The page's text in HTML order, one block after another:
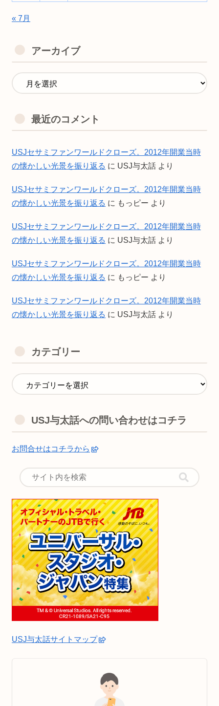
« 7月
アーカイブ
最近のコメント
USJセサミファンワールドクローズ。2012年開業当時
の懐かしい光景を振り返る に USJ与太話 より
USJセサミファンワールドクローズ。2012年開業当時
の懐かしい光景を振り返る に もっピー より
USJセサミファンワールドクローズ。2012年開業当時
の懐かしい光景を振り返る に USJ与太話 より
USJセサミファンワールドクローズ。2012年開業当時
の懐かしい光景を振り返る に もっピー より
USJセサミファンワールドクローズ。2012年開業当時
の懐かしい光景を振り返る に USJ与太話 より
カテゴリー
USJ与太話への問い合わせはコチラ
お問合せはコチラから
USJ与太話サイトマップ